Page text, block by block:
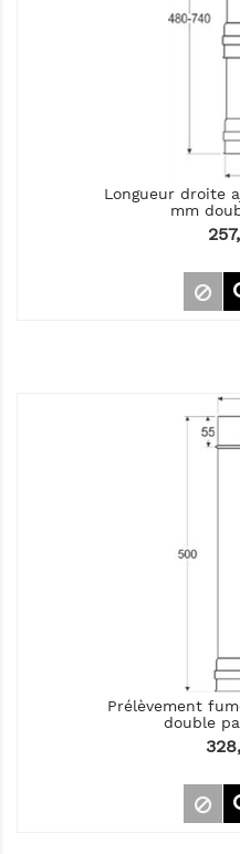
Longueur droite
mm
Prix
Prélèvement
double
Prix